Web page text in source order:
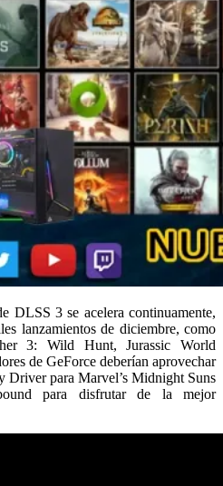
DLSS 3 se acelera continuamente,
lanzamientos de diciembre, como
3: Wild Hunt, Jurassic World
de GeForce deberían aprovechar
Driver para Marvel’s Midnight Suns
para disfrutar de la mejor